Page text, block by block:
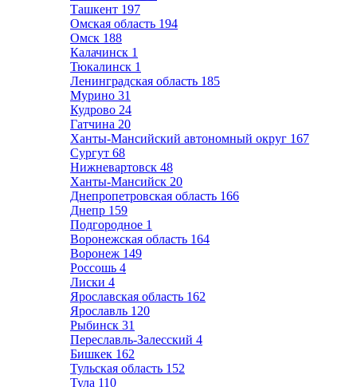
Ташкент 197
Омская область 194
Омск 188
Калачинск 1
Тюкалинск 1
Ленинградская область 185
Мурино 31
Кудрово 24
Гатчина 20
Ханты-Мансийский автономный округ 167
Сургут 68
Нижневартовск 48
Ханты-Мансийск 20
Днепропетровская область 166
Днепр 159
Подгородное 1
Воронежская область 164
Воронеж 149
Россошь 4
Лиски 4
Ярославская область 162
Ярославль 120
Рыбинск 31
Переславль-Залесский 4
Бишкек 162
Тульская область 152
Тула 110